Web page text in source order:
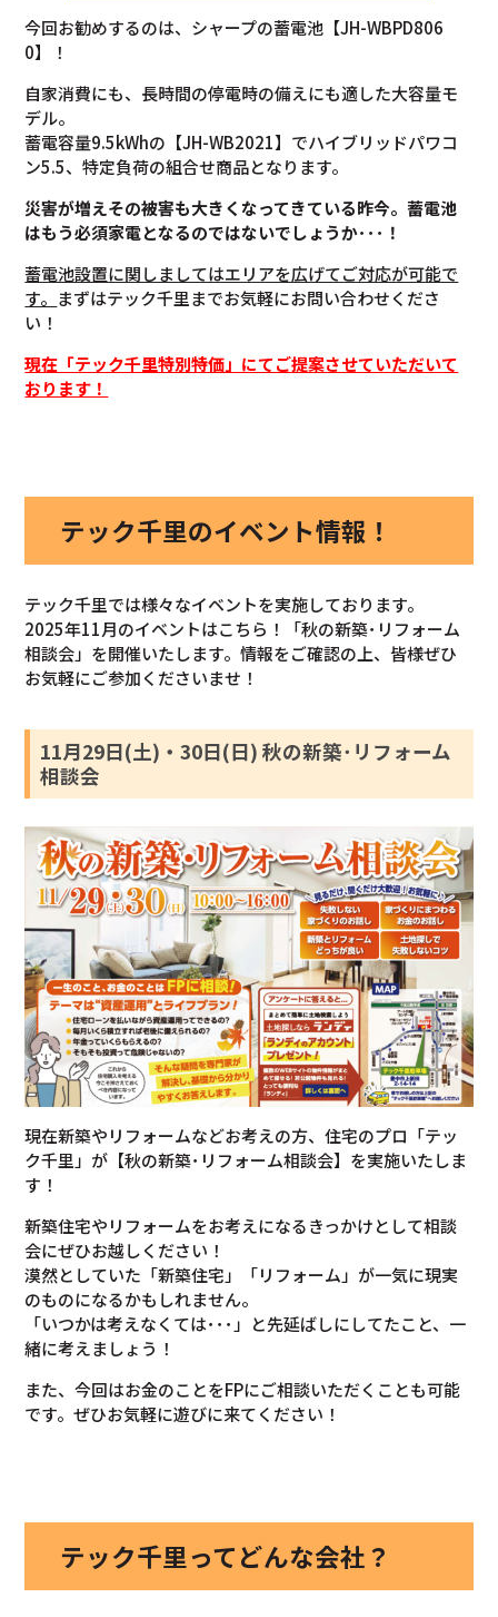
今回お勧めするのは、シャープの蓄電池【JH-WBPD806
0】！
自家消費にも、長時間の停電時の備えにも適した大容量モ
デル。
蓄電容量9.5kWhの【JH-WB2021】でハイブリッドパワコ
ン5.5、特定負荷の組合せ商品となります。
災害が増えその被害も大きくなってきている昨今。蓄電池
はもう必須家電となるのではないでしょうか･･･！
蓄電池設置に関しましてはエリアを広げてご対応が可能で
す。 まずはテック千里までお気軽にお問い合わせくださ
い！
現在「テック千里特別特価」にてご提案させていただいて
おります！
テック千里のイベント情報！
テック千里では様々なイベントを実施しております。
2025年11月のイベントはこちら！「秋の新築･リフォーム
相談会」を開催いたします。情報をご確認の上、皆様ぜひ
お気軽にご参加くださいませ！
11月29日(土)・30日(日) 秋の新築･リフォーム
相談会
現在新築やリフォームなどお考えの方、住宅のプロ「テッ
ク千里」が【秋の新築･リフォーム相談会】を実施いたしま
す！
新築住宅やリフォームをお考えになるきっかけとして相談
会にぜひお越しください！
漠然としていた「新築住宅」「リフォーム」が一気に現実
のものになるかもしれません。
「いつかは考えなくては･･･」と先延ばしにしてたこと、一
緒に考えましょう！
また、今回はお金のことをFPにご相談いただくことも可能
です。ぜひお気軽に遊びに来てください！
テック千里ってどんな会社？